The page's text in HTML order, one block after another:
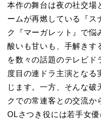
本作の舞台は夜の社交場
ームが再燃している『ス
ク『マーガレット』で悩
酸いも甘いも、手解きす
を数々の話題のテレビド
度目の連ドラ主演となる
じます。一方、そんな破
クでの常連客との交流か
OLさつき役には若手女